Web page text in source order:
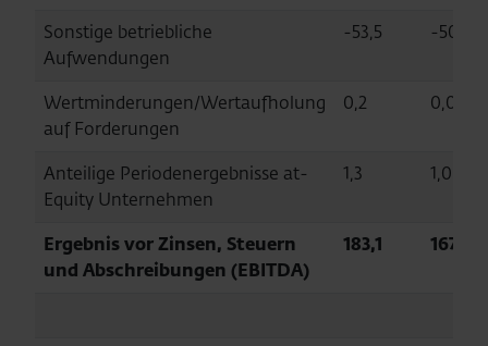
Sonstige betriebliche
Aufwendungen
-53,5 -50,7
Wertminderungen/Wertaufholung
auf Forderungen
0,2 0,0
Anteilige Periodenergebnisse at-
Equity Unternehmen
1,3 1,0
Ergebnis vor Zinsen, Steuern
und Abschreibungen (EBITDA)
183,1 167,6